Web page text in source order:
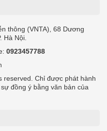
thông (VNTA), 68 Dương
Hà Nội.
0923457788
reserved. Chỉ được phát hành
đồng ý bằng văn bản của